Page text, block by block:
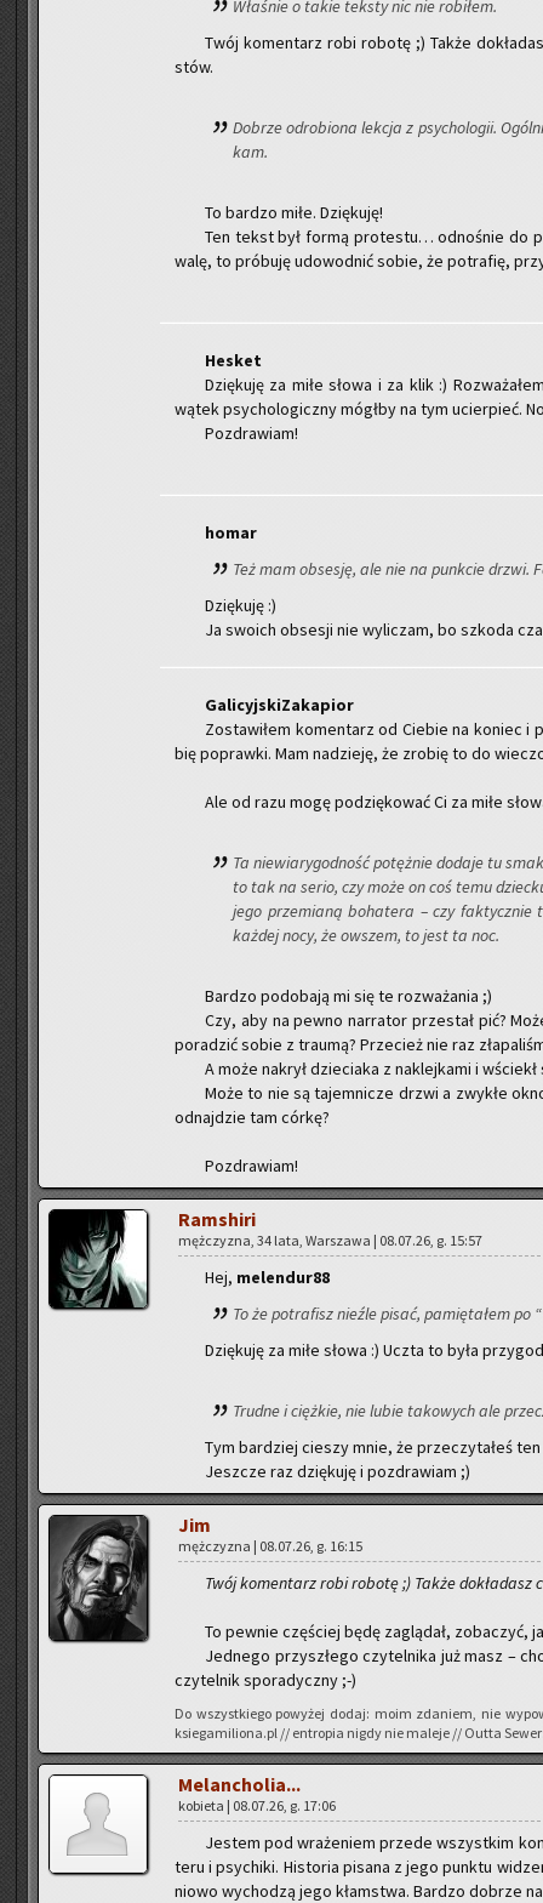
Wła­śnie o takie tek­sty nic nie ro­bi­łem.
Twój ko­men­tarz robi ro­bo­tę ;) Także
stów.
Do­brze od­ro­bio­na lek­cja z psy­cho­lo­gii.
kam.
To bar­dzo miłe. Dzię­ku­ję!
Ten tekst był formą pro­te­stu… od­no­śnie do
wa­lę, to pró­bu­ję udo­wod­nić sobie, że po­tra­fię,
He­sket
Dzię­ku­ję za miłe słowa i za klik :)
wątek psy­cho­lo­gicz­ny mógł­by na tym ucier­pieć.
Po­zdra­wiam!
homar
Też mam ob­se­sję, ale nie na punk­cie drzwi.
Dzię­ku­ję :)
Ja swo­ich ob­se­sji nie wy­li­czam, bo szko­da
Ga­li­cyj­ski­Za­ka­pior
Zo­sta­wi­łem ko­men­tarz od Cie­bie na ko­niec
bię po­praw­ki. Mam na­dzie­ję, że zro­bię to do
Ale od razu mogę po­dzię­ko­wać Ci za miłe
Ta nie­wia­ry­god­ność po­tęż­nie do­da­je tu
to tak na serio, czy może on coś temu
jego prze­mia­ną bo­ha­te­ra – czy
każ­dej nocy, że ow­szem, to jest ta noc.
Bar­dzo po­do­ba­ją mi się te roz­wa­ża­nia ;)
Czy, aby na pewno nar­ra­tor prze­stał pić?
po­ra­dzić sobie z trau­mą? Prze­cież nie raz
A może na­krył dzie­cia­ka z na­klej­ka­mi i wściekł
Może to nie są ta­jem­ni­cze drzwi a zwy­kłe
od­naj­dzie tam córkę?
Po­zdra­wiam!
Ram­shi­ri
męż­czy­zna, 34 lata, War­sza­wa | 08.07.26, g. 15:57
Hej, me­len­du­r88
To że po­tra­fisz nie­źle pisać, pa­mię­ta­łem po
Dzię­ku­ję za miłe słowa :) Uczta to była
Trud­ne i cięż­kie, nie lubie ta­ko­wych ale
Tym bar­dziej cie­szy mnie, że prze­czy­ta­łeś
Jesz­cze raz dzię­ku­ję i po­zdra­wiam ;)
Jim
męż­czy­zna | 08.07.26, g. 16:15
Twój ko­men­tarz robi ro­bo­tę ;) Także do­kła­dasz
To pew­nie czę­ściej będę za­glą­dał, zo­ba­czyć,
Jed­ne­go przy­szłe­go czy­tel­ni­ka już masz –
czy­tel­nik spo­ra­dycz­ny ;-)
Do wszyst­kie­go po­wy­żej dodaj: moim zda­niem, nie
ksiegamiliona.pl // en­tro­pia nigdy nie ma­le­je // Outta
Me­lan­cho­lia...
ko­bie­ta | 08.07.26, g. 17:06
Je­stem pod wra­że­niem przede wszyst­kim
te­ru i psy­chi­ki. Hi­sto­ria pi­sa­na z jego punk­tu
nio­wo wy­cho­dzą jego kłam­stwa. Bar­dzo do­brze